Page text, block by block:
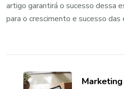
artigo garantirá o sucesso dessa
para o crescimento e sucesso
de